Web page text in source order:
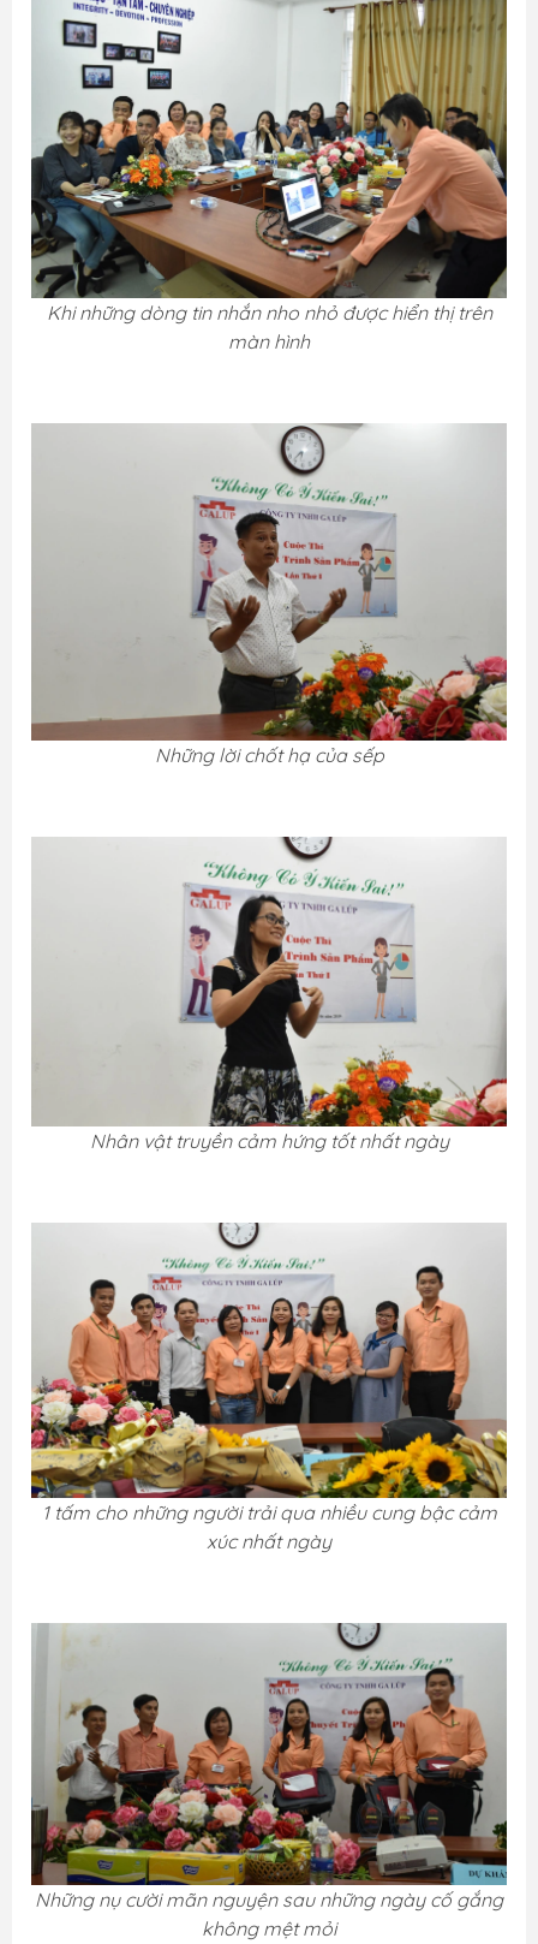
Khi những dòng tin nhắn nho nhỏ được hiển thị trên
màn hình
Những lời chốt hạ của sếp
Nhân vật truyền cảm hứng tốt nhất ngày
1 tấm cho những người trải qua nhiều cung bậc cảm
xúc nhất ngày
Những nụ cười mãn nguyện sau những ngày cố gắng
không mệt mỏi